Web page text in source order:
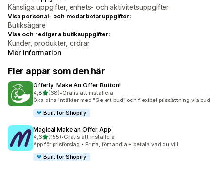
Känsliga uppgifter, enhets- och aktivitetsuppgifter
Visa personal- och medarbetaruppgifter:
Butiksägare
Visa och redigera butiksuppgifter:
Kunder, produkter, ordrar
Mer information
Fler appar som den här
Offerly: Make An Offer Button!
4,8av 5 stjärnor
(68)
68 recensioner totalt
•Gratis att installera
Öka dina intäkter med "Ge ett bud" och flexibel prissättning via bud
Built for Shopify
Magical Make an Offer App
4,6av 5 stjärnor
(155)
155 recensioner totalt
•Gratis att installera
App för prisförslag • Pruta, förhandla + betala vad du vill.
Built for Shopify